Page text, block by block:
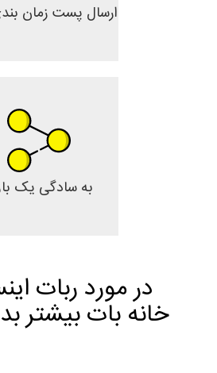
ارسال پست زمان
به سادگی یک
در مورد ربات
خانه بات بیشتر